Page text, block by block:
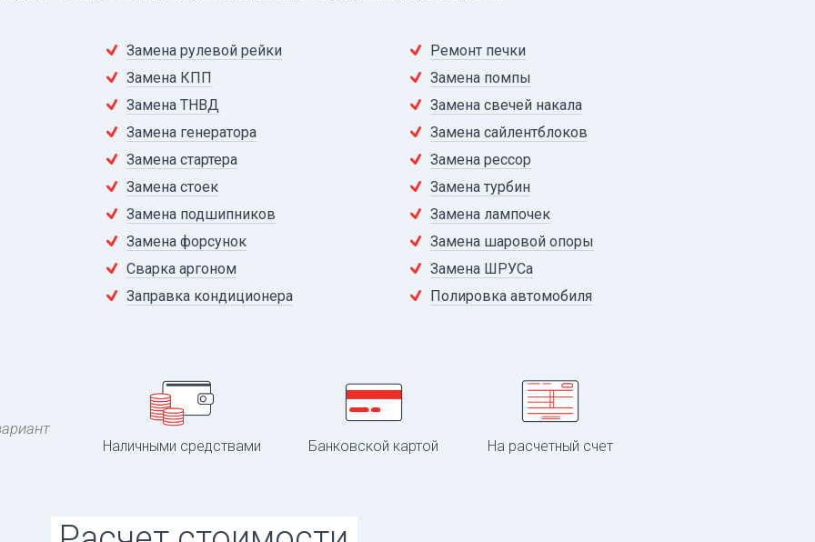
Замена рулевой рейки
Замена КПП
Замена ТНВД
Замена генератора
Замена стартера
Замена стоек
Замена подшипников
Замена форсунок
Сварка аргоном
Заправка кондиционера
Ремонт печки
Замена помпы
Замена свечей накала
Замена сайлентблоков
Замена рессор
Замена турбин
Замена лампочек
Замена шаровой опоры
Замена ШРУСа
Полировка автомобиля
Наличными средствами Банковской картой На расчетный счет